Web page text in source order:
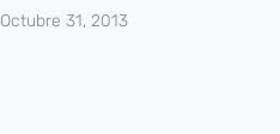
Octubre 31, 2013